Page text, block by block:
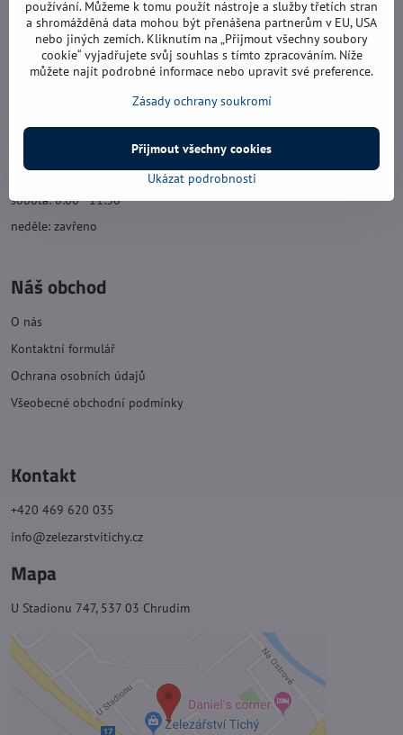
Otevírací doba:
pondělí: 8:00 - 16:00
pátek: 8:00 - 16:00
sobota: 8:00 - 11:30
neděle: zavřeno
Náš obchod
O nás
Kontaktní formulář
Ochrana osobních údajů
Všeobecné obchodní podmínky
Kontakt
+420 469 620 035
info@zelezarstvitichy.cz
Mapa
U Stadionu 747, 537 03 Chrudim
používání. Můžeme k tomu použít nástroje a služby třetích stran
a shromážděná data mohou být přenášena partnerům v EU, USA
nebo jiných zemích. Kliknutím na „Přijmout všechny soubory
cookie“ vyjadřujete svůj souhlas s tímto zpracováním. Níže
můžete najít podrobné informace nebo upravit své preference.
Zásady ochrany soukromí
Ukázat podrobnosti
Přijmout všechny cookies